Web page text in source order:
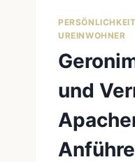
UREINWOHNER
und